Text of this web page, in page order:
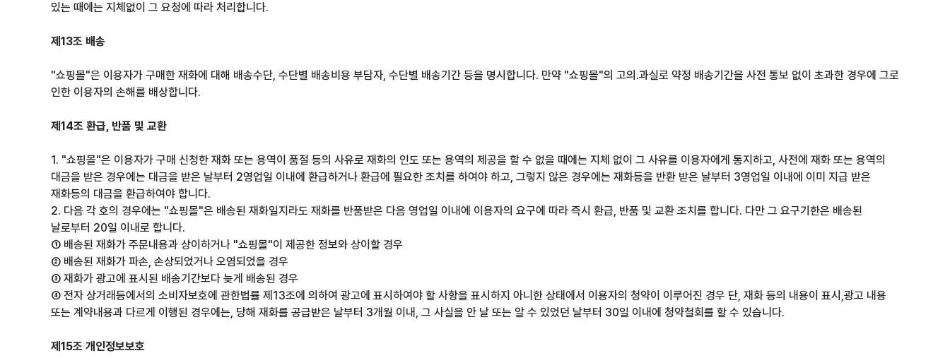
있는 때에는 지체없이 그 요청에 따라 처리합니다.
제13조 배송
"쇼핑몰"은 이용자가 구매한 재화에 대해 배송수단, 수단별 배송비용 부담자, 수단별 배송기간 등을 명시합니다. 만약 "쇼핑몰"의 고의.과실로 약정 배송기간을 사전 통보 없이 초과한 경우에 그로
인한 이용자의 손해를 배상합니다.
제14조 환급, 반품 및 교환
1. "쇼핑몰"은 이용자가 구매 신청한 재화 또는 용역이 품절 등의 사유로 재화의 인도 또는 용역의 제공을 할 수 없을 때에는 지체 없이 그 사유를 이용자에게 통지하고, 사전에 재화 또는 용역의
대금을 받은 경우에는 대금을 받은 날부터 2영업일 이내에 환급하거나 환급에 필요한 조치를 하여야 하고, 그렇지 않은 경우에는 재화등을 반환 받은 날부터 3영업일 이내에 이미 지급 받은
재화등의 대금을 환급하여야 합니다.
2. 다음 각 호의 경우에는 "쇼핑몰"은 배송된 재화일지라도 재화를 반품받은 다음 영업일 이내에 이용자의 요구에 따라 즉시 환급, 반품 및 교환 조치를 합니다. 다만 그 요구기한은 배송된
날로부터 20일 이내로 합니다.
① 배송된 재화가 주문내용과 상이하거나 "쇼핑몰"이 제공한 정보와 상이할 경우
② 배송된 재화가 파손, 손상되었거나 오염되었을 경우
③ 재화가 광고에 표시된 배송기간보다 늦게 배송된 경우
④ 전자 상거래등에서의 소비자보호에 관한법률 제13조에 의하여 광고에 표시하여야 할 사항을 표시하지 아니한 상태에서 이용자의 청약이 이루어진 경우 단, 재화 등의 내용이 표시,광고 내용
또는 계약내용과 다르게 이행된 경우에는, 당해 재화를 공급받은 날부터 3개월 이내, 그 사실을 안 날 또는 알 수 있었던 날부터 30일 이내에 청약철회를 할 수 있습니다.
제15조 개인정보보호